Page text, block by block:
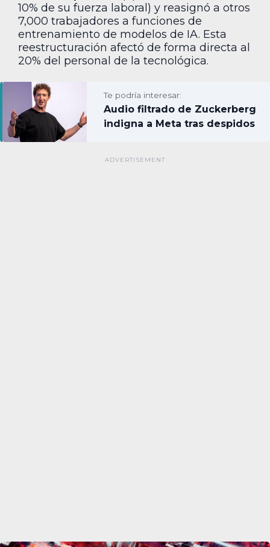
10% de su fuerza laboral) y reasignó a otros
7,000 trabajadores a funciones de
entrenamiento de modelos de IA. Esta
reestructuración afectó de forma directa al
20% del personal de la tecnológica.
Te podría interesar:
Audio filtrado de Zuckerberg
indigna a Meta tras despidos